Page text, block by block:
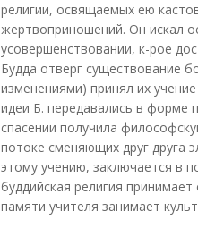
религии, освящаемых ею
жертвоприношений. Он искал
усовершенствовании, к-рое
Будда отверг существование
изменениями) принял их
идеи Б. передавались в форме
спасении получила
потоке сменяющих друг друга
этому учению, заключается в
буддийская религия
памяти учителя занимает